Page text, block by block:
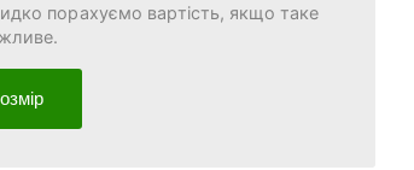
порахуємо вартість, якщо таке